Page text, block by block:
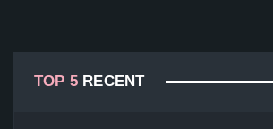
TOP 5 RECENT